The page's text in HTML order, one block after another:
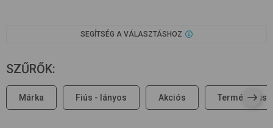
SEGÍTSÉG A VÁLASZTÁSHOZ
SZŰRŐK:
Márka Fiús - lányos Akciós Terméktípus